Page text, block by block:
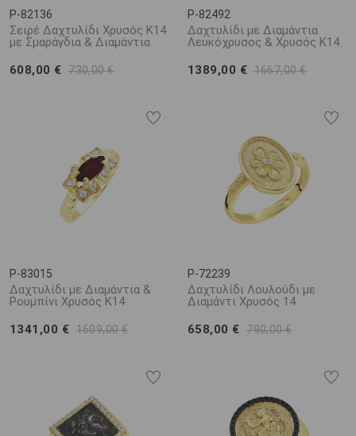
P-82136
Σειρέ Δαχτυλίδι Χρυσός K14
με Σμαράγδια & Διαμάντια
608,00 € 730,00 €
P-82492
Δαχτυλίδι με Διαμάντια
Λευκόχρυσος & Χρυσός K14
1389,00 € 1667,00 €
P-83015
Δαχτυλίδι με Διαμάντια &
Ρουμπίνι Χρυσός K14
1341,00 € 1609,00 €
P-72239
Δαχτυλίδι Λουλούδι με
Διαμάντι Χρυσός 14
658,00 € 790,00 €